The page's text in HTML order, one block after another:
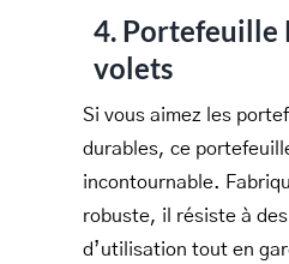
4. Portefeuille
volets
Si vous aimez les
durables, ce
incontournable.
robuste, il résiste à
d’utilisation tout en